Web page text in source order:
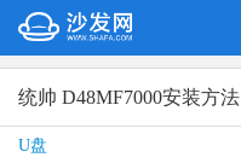
统帅 D48MF7000安装方法
U盘